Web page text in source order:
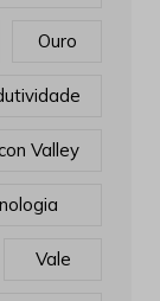
Ouro
Valley
Vale